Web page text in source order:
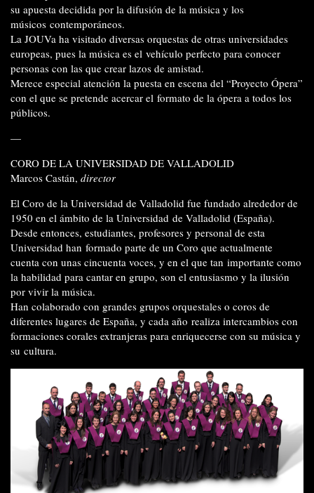
su apuesta decidida por la difusión de la música y los
músicos contemporáneos.
La JOUVa ha visitado diversas orquestas de otras universidades
europeas, pues la música es el vehículo perfecto para conocer
personas con las que crear lazos de amistad.
Merece especial atención la puesta en escena del “Proyecto Ópera”
con el que se pretende acercar el formato de la ópera a todos los
públicos.
—
CORO DE LA UNIVERSIDAD DE VALLADOLID
Marcos Castán, director
El Coro de la Universidad de Valladolid fue fundado alrededor de
1950 en el ámbito de la Universidad de Valladolid (España).
Desde entonces, estudiantes, profesores y personal de esta
Universidad han formado parte de un Coro que actualmente
cuenta con unas cincuenta voces, y en el que tan importante como
la habilidad para cantar en grupo, son el entusiasmo y la ilusión
por vivir la música.
Han colaborado con grandes grupos orquestales o coros de
diferentes lugares de España, y cada año realiza intercambios con
formaciones corales extranjeras para enriquecerse con su música y
su cultura.